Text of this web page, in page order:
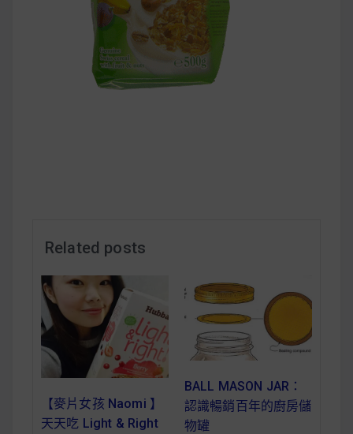
2020 年最新蛋白粉終極指南，讓你一次搞
清楚！
七大經典健身疑問，不要再被這些問題困擾
蔬食純素營養
純素料理食譜
Related posts
【麥片女孩 Naomi 】
天天吃 Light & Right
BALL MASON JAR：
認識暢銷百年的廚房儲
物罐